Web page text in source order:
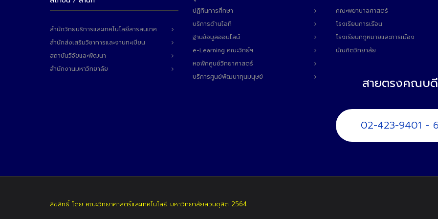
สำนักวิทยบริการและเทคโนโลยีสารสนเทศ
สำนักส่งเสริมวิชาการและงานทะเบียน
สถาบันวิจัยและพัฒนา
สำนักงานมหาวิทยาลัย
ปฏิทินการศึกษา
บริการด้านไอที
ฐานข้อมูลออนไลน์
e-Learning คณะวิทย์ฯ
หอพักศูนย์วิทยาศาสตร์
บริการศูนย์พัฒนาทุนมนุษย์
คณะพยาบาลศาสตร์
โรงเรียนการเรือน
โรงเรียนกฎหมายและการเมือง
บัณฑิตวิทยาลัย
สายตรงคณบดี
02-423-9401 -
ลิขสิทธิ์ โดย คณะวิทยาศาสตร์และเทคโนโลยี มหาวิทยาลัยสวนดุสิต 2564